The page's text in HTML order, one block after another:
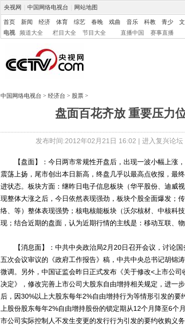
央视网 中国网络电视台 网站地图
首页 新闻 经济 体育 综艺 春晚 戏曲 音乐 科教 青少
电视
频道大全 栏目大全 节目大全 直播中国 赛事直播
中国网络电视台 > 经济台 > 股票 >
盘面百花齐放 重要压力
发布时间:2012年02月21日 16:02 | 进入复兴论坛
【盘面】：今日两市常规性开盘后，出现一波小幅上涨
震荡上扬，尾市创出本日新高，终盘几乎以最高点收报，最
进状态。板块方面：继昨日电子信息板块（华平股份、迪威
现整体大涨之后，今日依然表现强劲，板块个股全面爆发；
络、等）整体表现强势；核电核能板块（沃尔核材、中核科
现；结合近期的盘面，认为近期行情的主线是：移动互联、
【消息面】：中共中央政治局2月20日召开会议，讨论国
五次会议审议的《政府工作报告》稿，中共中央总书记胡锦
微调。另外，中国证监会昨日正式发布《关于修改<上市公
决定》，修改完善上市公司大股东自由增持相关规定，进一
后，因30%以上大股东每年2%自由增持行为等情形引发的
上股份股东每年2%自由增持股份的锁定期从12个月降至6个
市公司实际控制人不发生变更的发行行为引发的要约收购义